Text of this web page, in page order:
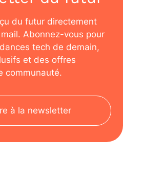
du futur directement
Abonnez-vous pour
tech de demain,
et des offres
communauté.
à la newsletter